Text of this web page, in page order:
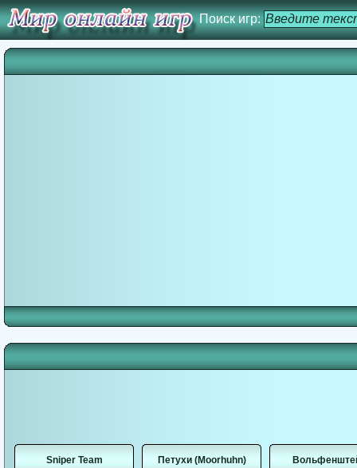
Поиск игр:
Sniper Team Петухи (Moorhuhn)